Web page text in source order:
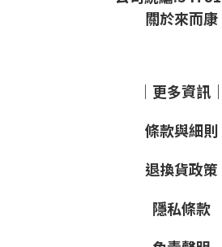
關於來而康
｜更多資訊｜
條款與細則
退換貨政策
隱私條款